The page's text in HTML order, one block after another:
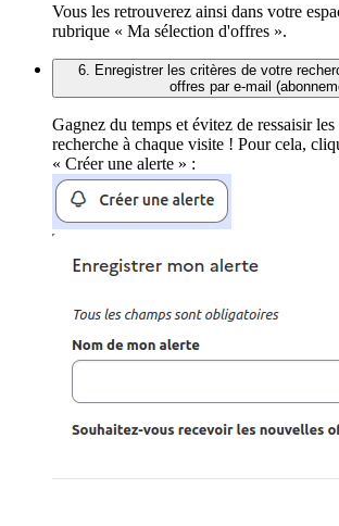
Vous les retrouverez ainsi dans votre
rubrique « Ma sélection d'offres ».
6. Enregistrer les critères de votre
offres par e-mail
Gagnez du temps et évitez de ressaisir
recherche à chaque visite ! Pour cela,
« Créer une alerte » :